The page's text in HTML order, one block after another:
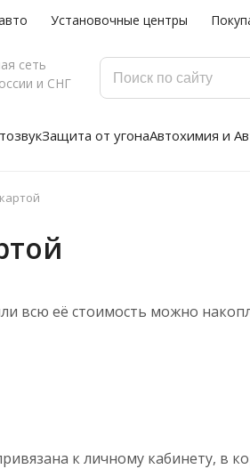
Установочные центры
сеть
и СНГ
Защита от угонаАвтохимия и
всю её стоимость можно
к личному кабинету, в